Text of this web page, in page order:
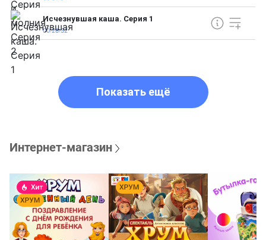
Исчезнувшая каша. Серия 1
00:28:32
Показать ещё
Интернет-магазин